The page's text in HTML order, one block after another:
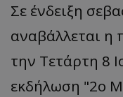
Σε ένδειξη
αναβάλλεται η
την Τετάρτη 8
εκδήλωση "2ο